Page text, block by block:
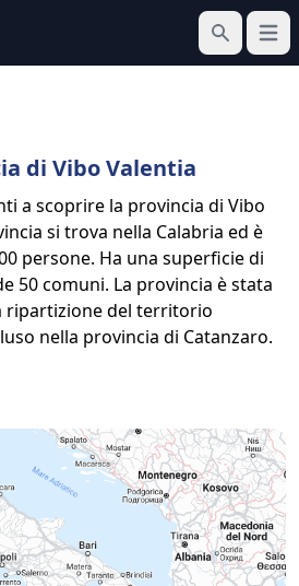
Cerca
Apri
di Vibo Valentia
a scoprire la provincia di Vibo
si trova nella Calabria ed è
persone. Ha una superficie di
50 comuni. La provincia è stata
ripartizione del territorio
nella provincia di Catanzaro.